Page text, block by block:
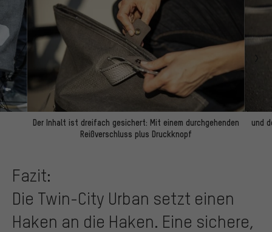
Der Inhalt ist dreifach gesichert: Mit einem durchgehenden
Reißverschluss plus Druckknopf
und
Fazit:
Die Twin-City Urban setzt einen
Haken an die Haken. Eine sichere,